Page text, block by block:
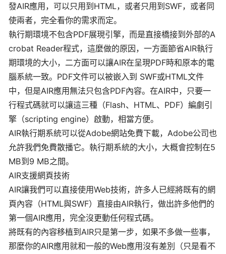
發AIR應用，可以只用到HTML，或者只用到SWF，或者同
使兩者，完全看你的需求而定。
執行期環境不包含PDF展現引擎，而是直接橋接到外部的A
crobat Reader程式，這麼做的原因，一方面節省AIR執行
期環境的大小，二方面可以讓AIR在呈現PDF時和原本的電
腦系統一致。PDF文件可以被嵌入到 SWF或HTML文件
中，但是AIR應用無法只包含PDF內容。在AIR中，只要一
行程式碼就可以讓這三種（Flash、HTML、PDF）編劇引
擎（scripting engine）啟動，相當方便。
AIR執行期系統可以從Adobe網站免費下載，Adobe公司也
允許我們免費散播它。執行期系統的大小，大概會控制在5
MB到9 MB之間。
AIR支援網頁技術
AIR讓我們可以直接使用Web技術，許多人已經將既有的網
頁內容（HTML與SWF）直接由AIR執行，做出許多他們的
第一個AIR應用，完全沒更動任何程式碼。
將既有的內容移植到AIR只是第一步，如果不多做一些事，
那麼你的AIR應用就和一般的Web應用沒有差別（只是看不